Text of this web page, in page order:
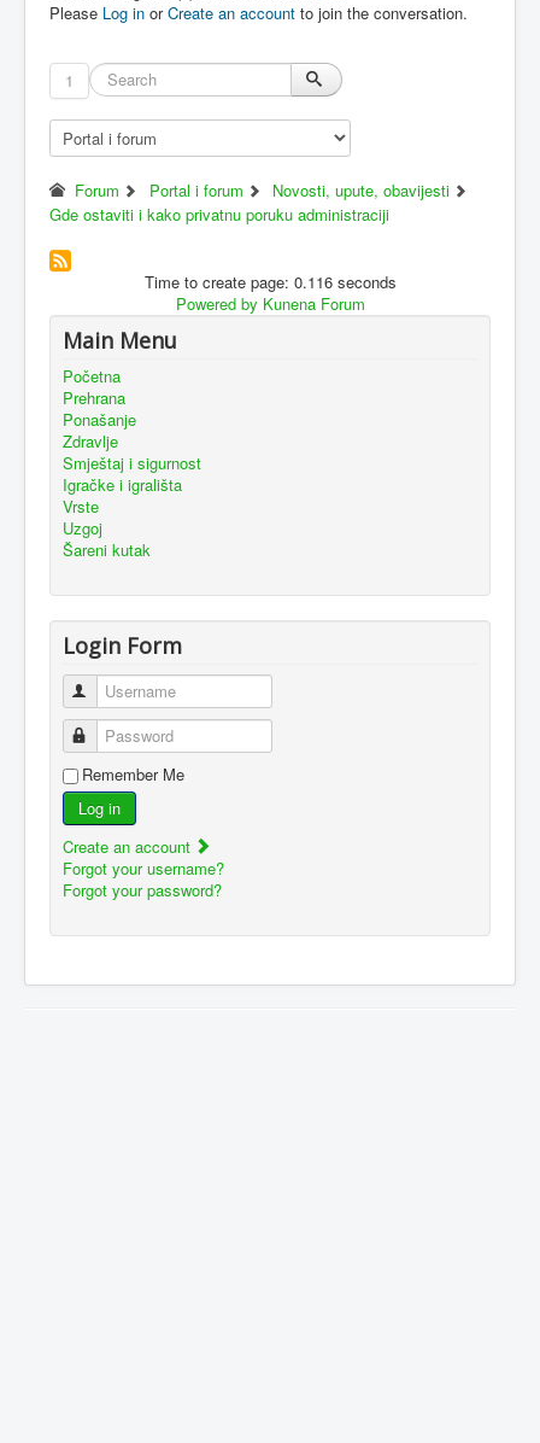
Please Log in orCreate an account to join the conversation.
1
Forum Portal i forum
Novosti, upute, obavijesti
Gde ostaviti i kako privatnu poruku administraciji
Time to create page: 0.116 seconds
Powered by Kunena Forum
Main Menu
Početna
Prehrana
Ponašanje
Zdravlje
Smještaj i sigurnost
Igračke i igrališta
Vrste
Uzgoj
Šareni kutak
Login Form
Username
Password
Remember Me
Log in
Create an account
Forgot your username?
Forgot your password?